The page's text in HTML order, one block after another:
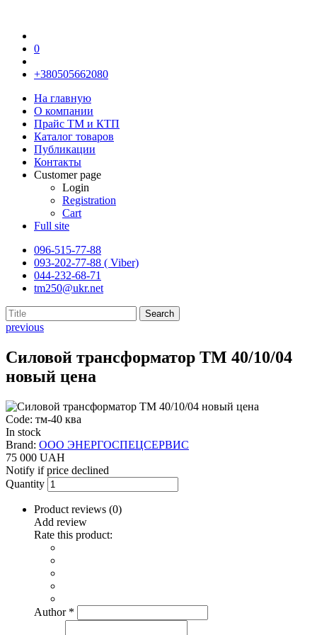
0
+380505662080
На главную
О компании
Прайс TM и КТП
Каталог товаров
Публикации
Контакты
Customer page
Login
Registration
Cart
Full site
096-515-77-88
093-202-77-88 ( Viber)
044-232-68-71
tm250@ukr.net
previous
Силовой трансформатор ТМ 40/10/04
новый цена
Code: тм-40 ква
In stock
Brand: ООО ЭНЕРГОСПЕЦСЕРВИС
75 000 UAH
Notify if price declined
Quantity
Product reviews (0)
Add review
Rate this product:
Author *